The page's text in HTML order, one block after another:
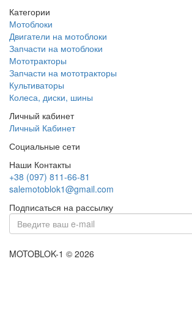
Категории
Мотоблоки
Двигатели на мотоблоки
Запчасти на мотоблоки
Мототракторы
Запчасти на мототракторы
Культиваторы
Колеса, диски, шины
Личный кабинет
Личный Кабинет
Социальные сети
Наши Контакты
+38 (097) 811-66-81
salemotoblok1@gmail.com
Подписаться на рассылку
MOTOBLOK-1 © 2026